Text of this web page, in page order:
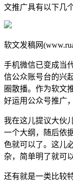
文推广具有以下几
软文发稿网
手机微信已变成当
信公众账号台的兴
圈散播。作为软文
好运用公众号推广
我在这儿提议大伙
一个大纲，随后依
色就可以了。这儿
杂，简单明了就可
还有就是一类比较